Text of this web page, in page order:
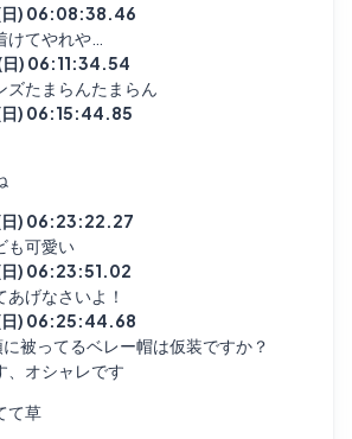
) 06:08:38.46
てやれや…
) 06:11:34.54
ズたまらんたまらん
) 06:15:44.85
) 06:23:22.27
も可愛い
) 06:23:51.02
げなさいよ！
) 06:25:44.68
被ってるベレー帽は仮装ですか？
オシャレです
て草